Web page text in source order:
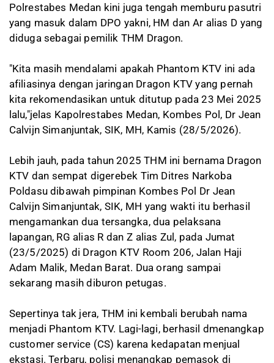
Polrestabes Medan kini juga tengah memburu pasutri
yang masuk dalam DPO yakni, HM dan Ar alias D yang
diduga sebagai pemilik THM Dragon.
"Kita masih mendalami apakah Phantom KTV ini ada
afiliasinya dengan jaringan Dragon KTV yang pernah
kita rekomendasikan untuk ditutup pada 23 Mei 2025
lalu,"jelas Kapolrestabes Medan, Kombes Pol, Dr Jean
Calvijn Simanjuntak, SIK, MH, Kamis (28/5/2026).
Lebih jauh, pada tahun 2025 THM ini bernama Dragon
KTV dan sempat digerebek Tim Ditres Narkoba
Poldasu dibawah pimpinan Kombes Pol Dr Jean
Calvijn Simanjuntak, SIK, MH yang wakti itu berhasil
mengamankan dua tersangka, dua pelaksana
lapangan, RG alias R dan Z alias Zul, pada Jumat
(23/5/2025) di Dragon KTV Room 206, Jalan Haji
Adam Malik, Medan Barat. Dua orang sampai
sekarang masih diburon petugas.
Sepertinya tak jera, THM ini kembali berubah nama
menjadi Phantom KTV. Lagi-lagi, berhasil dmenangkap
customer service (CS) karena kedapatan menjual
ekstasi. Terbaru, polisi menangkap pemasok di